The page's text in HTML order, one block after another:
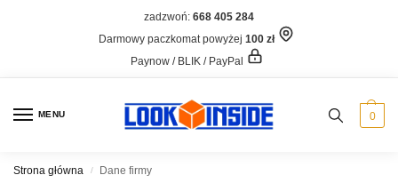
zadzwoń: 668 405 284
Darmowy paczkomat powyżej 100 zł
Paynow / BLIK / PayPal
MENU 0
Strona główna / Dane firmy